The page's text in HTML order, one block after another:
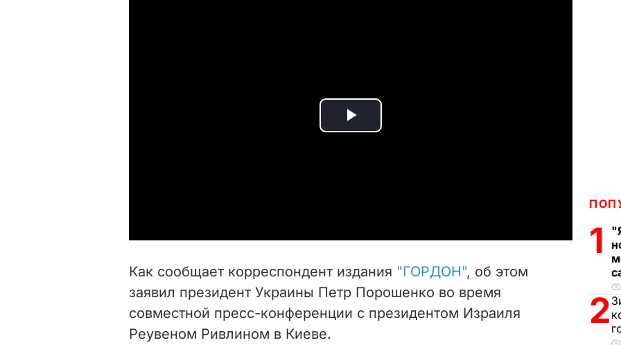
P
i
d
Как сообщает корреспондент издания "ГОРДОН", об этом
заявил президент Украины Петр Порошенко во время
совместной пресс-конференции с президентом Израиля
Реувеном Ривлином в Киеве.
1
2